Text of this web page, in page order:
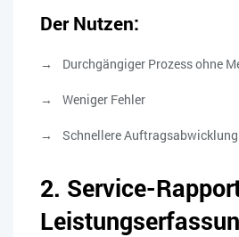
Der Nutzen:
Durchgängiger Prozess ohne
Weniger Fehler
Schnellere Auftragsabwicklung
2. Service-